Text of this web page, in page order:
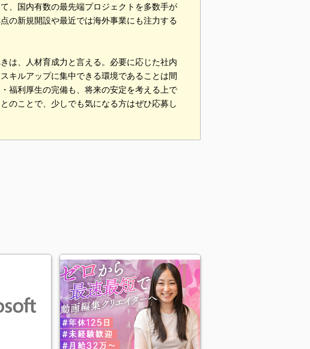
、国内有数の最先端プロジェクトを多数手が
の新規開設や最近では海外事業にも注力する
は、人材育成力と言える。必要に応じた社内
キルアップに集中できる環境であることは間
福利厚生の完備も、将来の安定を考える上で
のことで、少しでも気になる方はぜひ応募し